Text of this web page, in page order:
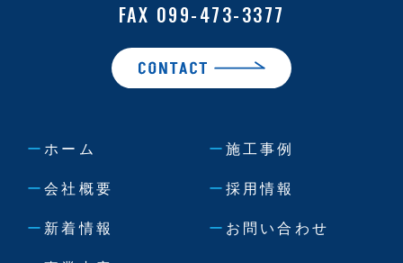
FAX 099-473-3377
ーホーム
ー会社概要
ー新着情報
ー施工事例
ー採用情報
ーお問い合わせ